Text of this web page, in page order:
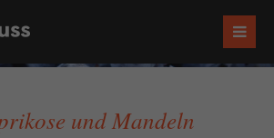
und Mandeln